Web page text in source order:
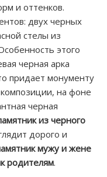
и оттенков.
двух черных
стелы из
этого
черная арка
придает монументу
на фоне
черная
из черного
дорого и
мужу и жене
родителям.